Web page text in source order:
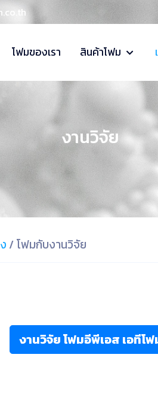
โฟมของเรา สินค้าโฟม
งานวิจัย
/โฟมกับงานวิจัย
งานวิจัย โฟมอีพีเอส เอทีโฟ